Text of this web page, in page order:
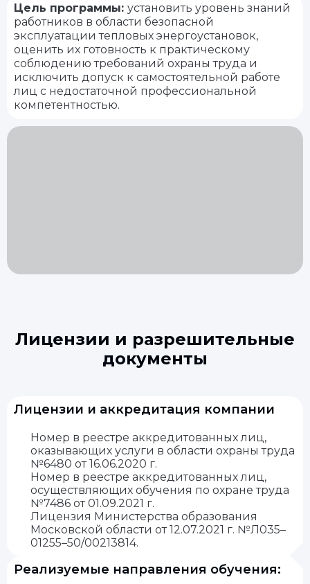
Цель программы: установить уровень знаний
работников в области безопасной
эксплуатации тепловых энергоустановок,
оценить их готовность к практическому
соблюдению требований охраны труда и
исключить допуск к самостоятельной работе
лиц с недостаточной профессиональной
компетентностью.
Лицензии и разрешительные
документы
Лицензии и аккредитация компании
Номер в реестре аккредитованных лиц,
оказывающих услуги в области охраны труда
№6480 от 16.06.2020 г.
Номер в реестре аккредитованных лиц,
осуществляющих обучения по охране труда
№7486 от 01.09.2021 г.
Лицензия Министерства образования
Московской области от 12.07.2021 г. №Л035–
01255–50/00213814.
Реализуемые направления обучения: